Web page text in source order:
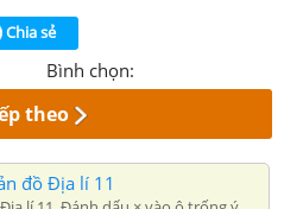
Chia sẻ
Bình chọn:
theo
đồ Địa lí 11